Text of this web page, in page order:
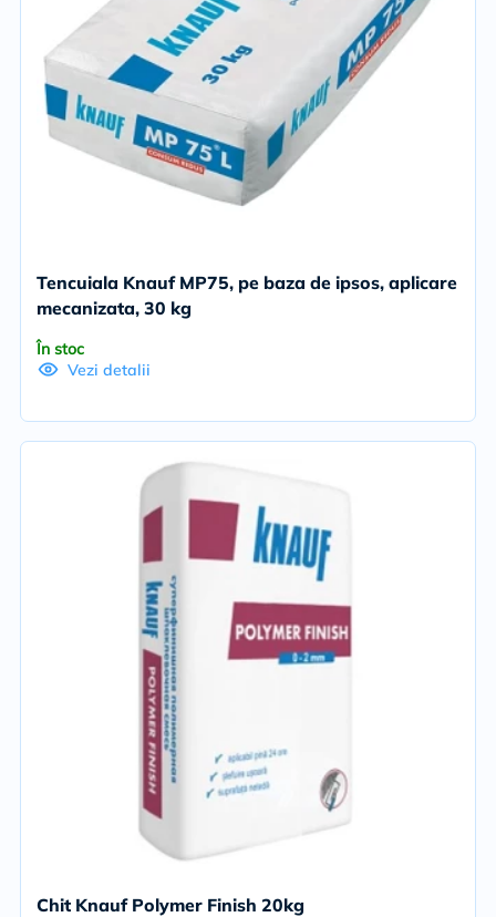
Tencuiala Knauf MP75, pe baza de ipsos, aplicare
mecanizata, 30 kg
În stoc
Vezi detalii
Chit Knauf Polymer Finish 20kg